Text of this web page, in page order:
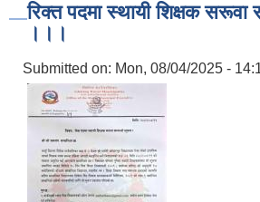
रिक्त पदमा स्थायी शिक्षक सरूवा
।।।
Submitted on: Mon, 08/04/2025 -